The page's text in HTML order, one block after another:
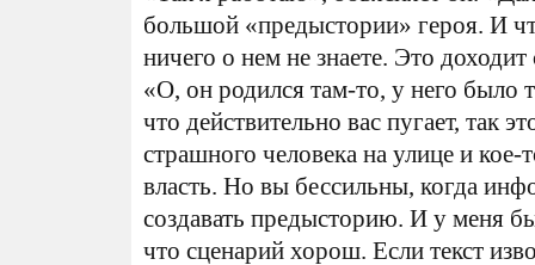
большой «предыстории» героя. И
ничего о нем не знаете. Это
«О, он родился там-то, у него было
что действительно вас пугает, так
страшного человека на улице и кое-
власть. Но вы бессильны, когда
создавать предысторию. И у меня
что сценарий хорош. Если текст